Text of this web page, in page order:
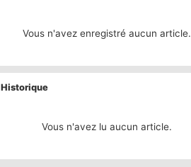
Vous n'avez enregistré aucun article.
Historique
Vous n'avez lu aucun article.